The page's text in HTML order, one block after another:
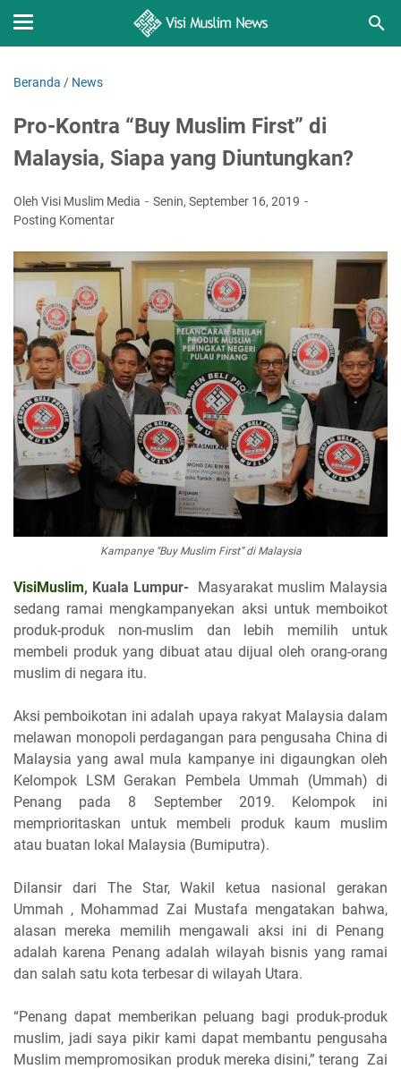
Beranda / News
Pro-Kontra “Buy Muslim First” di
Malaysia, Siapa yang Diuntungkan?
Oleh Visi Muslim Media
Senin, September 16, 2019
Posting Komentar
Kampanye “Buy Muslim First” di Malaysia
VisiMuslim, Kuala Lumpur- Masyarakat muslim Malaysia
sedang ramai mengkampanyekan aksi untuk memboikot
produk-produk non-muslim dan lebih memilih untuk
membeli produk yang dibuat atau dijual oleh orang-orang
muslim di negara itu.
Aksi pemboikotan ini adalah upaya rakyat Malaysia dalam
melawan monopoli perdagangan para pengusaha China di
Malaysia yang awal mula kampanye ini digaungkan oleh
Kelompok LSM Gerakan Pembela Ummah (Ummah) di
Penang pada 8 September 2019. Kelompok ini
memprioritaskan untuk membeli produk kaum muslim
atau buatan lokal Malaysia (Bumiputra).
Dilansir dari The Star, Wakil ketua nasional gerakan
Ummah , Mohammad Zai Mustafa mengatakan bahwa,
alasan mereka memilih mengawali aksi ini di Penang
adalah karena Penang adalah wilayah bisnis yang ramai
dan salah satu kota terbesar di wilayah Utara.
“Penang dapat memberikan peluang bagi produk-produk
muslim, jadi saya pikir kami dapat membantu pengusaha
Muslim mempromosikan produk mereka disini,” terang Zai